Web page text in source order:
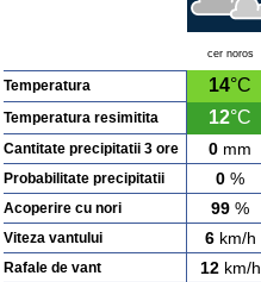
cer noros
Temperatura 14°C
Temperatura resimitita 12°C
Cantitate precipitatii 3 ore 0 mm
Probabilitate precipitatii 0 %
Acoperire cu nori 99 %
Viteza vantului 6km/h
Rafale de vant 12km/h